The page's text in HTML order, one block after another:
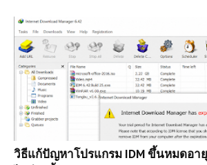
วิธีแก้ปัญหาโปรแกรม IDM ขึ้นหมดอา